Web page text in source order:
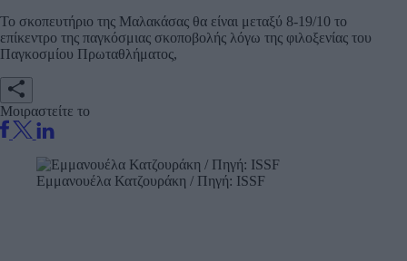
Το σκοπευτήριο της Μαλακάσας θα είναι μεταξύ 8-19/10 το
επίκεντρο της παγκόσμιας σκοποβολής λόγω της φιλοξενίας του
Παγκοσμίου Πρωταθλήματος,
Μοιραστείτε το
Εμμανουέλα Κατζουράκη / Πηγή: ISSF